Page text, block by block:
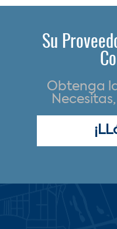
Su
Obtenga